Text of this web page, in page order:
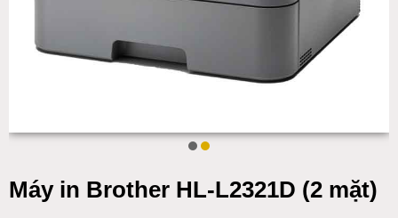
Máy in Brother HL-L2321D (2 mặt)